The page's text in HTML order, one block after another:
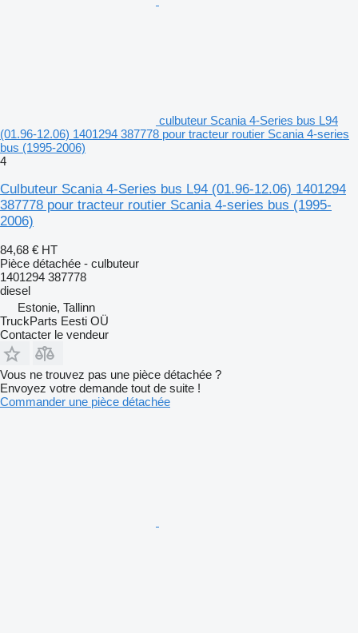
culbuteur Scania 4-Series bus L94
(01.96-12.06) 1401294 387778 pour tracteur routier Scania 4-series
bus (1995-2006)
4
Culbuteur Scania 4-Series bus L94 (01.96-12.06) 1401294
387778 pour tracteur routier Scania 4-series bus (1995-
2006)
84,68 € HT
Pièce détachée - culbuteur
1401294 387778
diesel
Estonie, Tallinn
TruckParts Eesti OÜ
Contacter le vendeur
Vous ne trouvez pas une pièce détachée ?
Envoyez votre demande tout de suite !
Commander une pièce détachée